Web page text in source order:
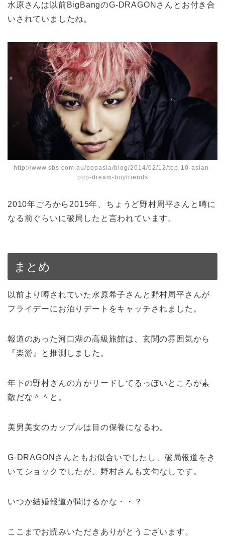
水原さんは以前BigBangのG-DRAGONさんとお付き合
いされていましたね。
http://www.sbs.com.au/popasia/blog/2014/02/12/top-10-asian-
pop-dream-boyfriends
2010年ごろから2015年、ちょうど野村周平さんと噂に
なる前ぐらいに破局したと言われています。
まとめ
以前より噂されていた水原希子さんと野村周平さんが
フライデーにお泊りデートをキャッチされました。
報道のあった河口湖の高級旅館は、玄関の雰囲気から
『楽游』と推測しました。
年下の野村さんの方がリードしてるっぽいところが素
敵だな＾＾と。
美男美女のカップルは目の保養になるわ。
G-DRAGONさんともお似合いでしたし、破局報道をき
いてショックでしたが、野村さんも文句なしです。
いつか結婚報道が聞けるかな・・？
ここまでお読みいただきありがとうございます。